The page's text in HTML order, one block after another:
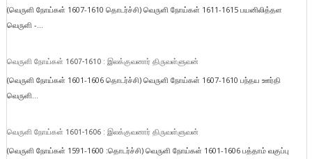
(வெருளி நோய்கள் 1607-1610 தொடர்ச்சி) வெருளி நோய்கள் 1611-1615 பயனிலித்தள
வெருளி -...
வெருளி நோய்கள் 1607-1610 : இலக்குவனார் திருவள்ளுவன்
(வெருளி நோய்கள் 1601-1606 தொடர்ச்சி) வெருளி நோய்கள் 1607-1610 பந்தய ஊர்தி
வெருளி...
வெருளி நோய்கள் 1601-1606 : இலக்குவனார் திருவள்ளுவன்
(வெருளி நோய்கள் 1591-1600 :தொடர்ச்சி) வெருளி நோய்கள் 1601-1606 பத்தாம் வகுப்பு